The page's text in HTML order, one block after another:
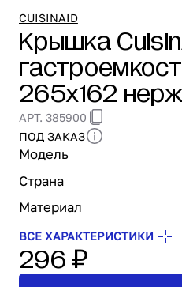
Проектирование
Сервис и монтаж
ПОКУПАТЕЛЯМ
Доставка и
Гарантия и
Лизинг
Акции
О нас
Бренды
Контакты
CUISINAID
Крышка
265х162
/66
АРТ. 385900
ПОД ЗАКАЗ
Модель
Страна
Материал
ВСЕ ХАРАКТЕРИСТИКИ
296 ₽